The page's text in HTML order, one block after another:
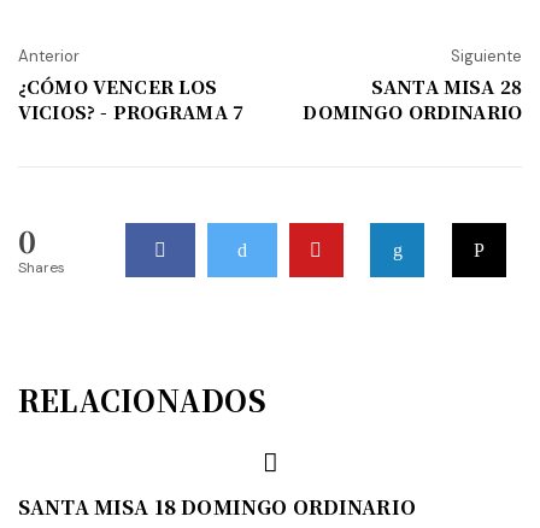
Anterior
¿CÓMO VENCER LOS
VICIOS? - PROGRAMA 7
Siguiente
SANTA MISA 28
DOMINGO ORDINARIO
0
Shares
RELACIONADOS
SANTA MISA 18 DOMINGO ORDINARIO